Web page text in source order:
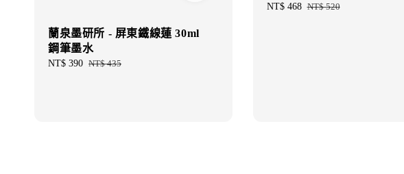
蘭泉墨研所 - 屏東鐵線蓮 30ml
鋼筆墨水
Sale
NT$ 390 Regular
NT$ 435
Sale
NT$ 468 Regular
NT$ 520